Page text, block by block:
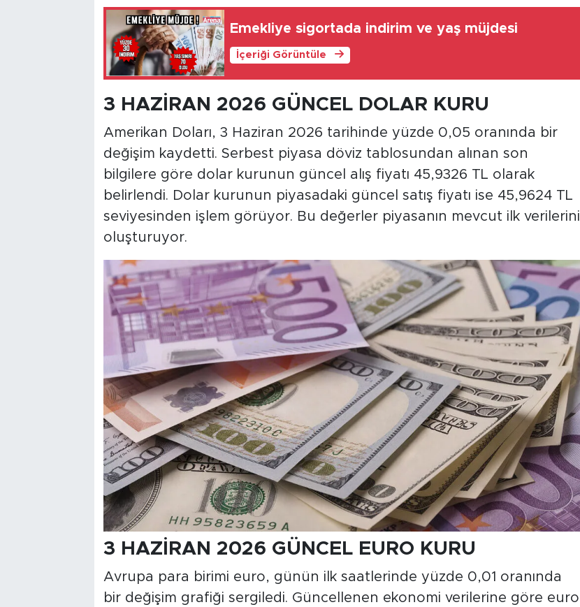
Emekliye sigortada indirim ve yaş müjdesi
İçeriği Görüntüle
3 HAZİRAN 2026 GÜNCEL DOLAR KURU
Amerikan Doları, 3 Haziran 2026 tarihinde yüzde 0,05 oranında bir
değişim kaydetti. Serbest piyasa döviz tablosundan alınan son
bilgilere göre dolar kurunun güncel alış fiyatı 45,9326 TL olarak
belirlendi. Dolar kurunun piyasadaki güncel satış fiyatı ise 45,9624 TL
seviyesinden işlem görüyor. Bu değerler piyasanın mevcut ilk verilerini
oluşturuyor.
3 HAZİRAN 2026 GÜNCEL EURO KURU
Avrupa para birimi euro, günün ilk saatlerinde yüzde 0,01 oranında
bir değişim grafiği sergiledi. Güncellenen ekonomi verilerine göre euro